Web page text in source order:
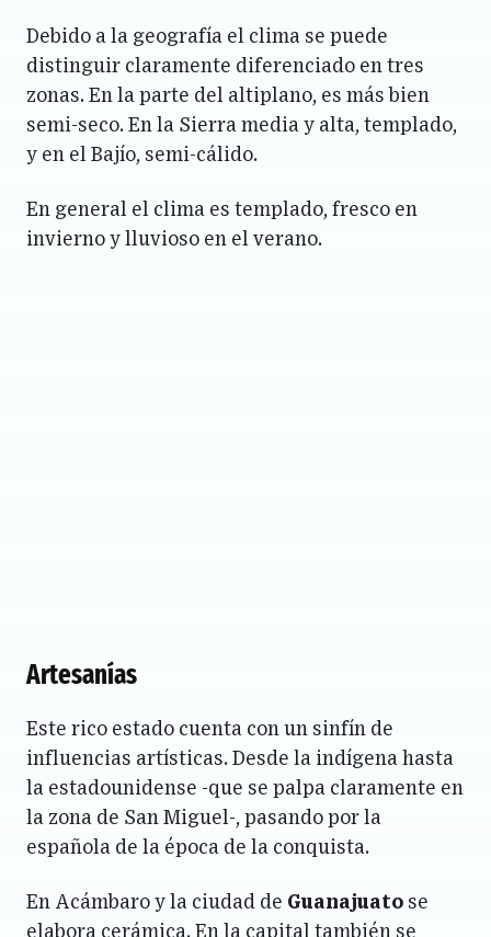
Debido a la geografía el clima se puede
distinguir claramente diferenciado en tres
zonas. En la parte del altiplano, es más bien
semi-seco. En la Sierra media y alta, templado,
y en el Bajío, semi-cálido.
En general el clima es templado, fresco en
invierno y lluvioso en el verano.
Artesanías
Este rico estado cuenta con un sinfín de
influencias artísticas. Desde la indígena hasta
la estadounidense -que se palpa claramente en
la zona de San Miguel-, pasando por la
española de la época de la conquista.
En Acámbaro y la ciudad de Guanajuato se
elabora cerámica. En la capital también se